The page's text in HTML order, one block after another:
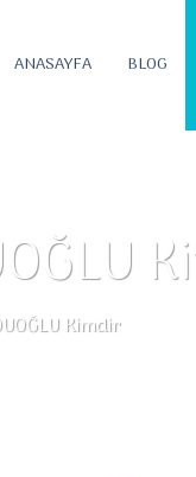
ANASAYFA BLOG
Kimdir